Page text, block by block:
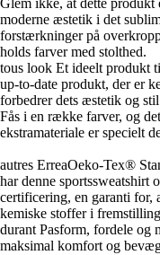
Glem ikke, at dette produkt
moderne æstetik i det
forstærkninger på
holds farver med stolthed.
tous look Et ideelt produkt
up-to-date produkt, der er
forbedrer dets æstetik og
Fås i en række farver, og
ekstramateriale er specielt
autres ErreaOeko-Tex®
har denne sportssweatshirt
certificering, en garanti for,
kemiske stoffer i
durant Pasform, fordele og
maksimal komfort og